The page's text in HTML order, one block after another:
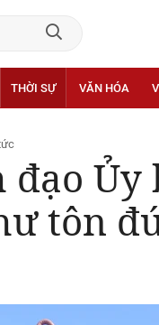
THỜI SỰ VĂN HÓA
đạo Ủy
tôn